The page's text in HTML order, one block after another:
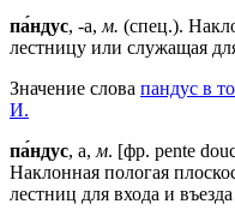
па́ндус, -а, м. (спец.).
лестницу или служащая
Значение слова пандус в
И.
па́ндус, а, м. [фр. pente
Наклонная пологая
лестниц для входа и